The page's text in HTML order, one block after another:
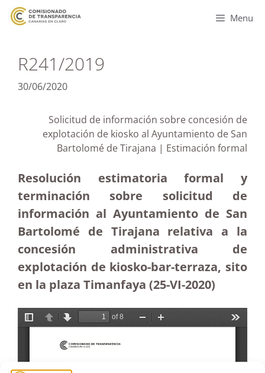
Menu
R241/2019
30/06/2020
Solicitud de información sobre concesión de
explotación de kiosko al Ayuntamiento de San
Bartolomé de Tirajana | Estimación formal
Resolución estimatoria formal y
terminación sobre solicitud de
información al Ayuntamiento de San
Bartolomé de Tirajana relativa a la
concesión administrativa de
explotación de kiosko-bar-terraza, sito
en la plaza Timanfaya (25-VI-2020)